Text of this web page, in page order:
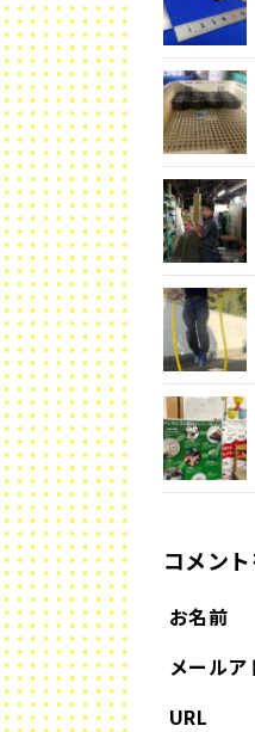
コメン
お名前
メールア
URL